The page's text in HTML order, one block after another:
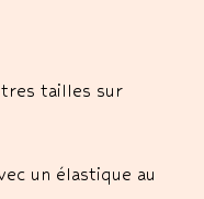
tailles sur
un élastique au